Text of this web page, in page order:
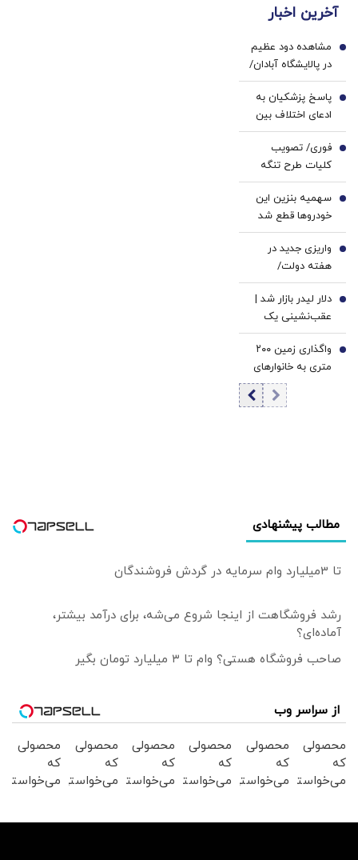
رو
◗پرسش‌نامه
رو پر
کن◖
پزشکی
سفید
کننده
خانگی
آخرین اخبار
مشاهده دود عظیم
در پالایشگاه آبادان/
ماجرا چه بود؟
1
پاسخ پزشکیان به
ادعای اختلاف بین
سران کشور در
خصوص
تفاهم‌نامه/ رهبری
نگفته‌اند نظر مرا رد
یا تأیید کن، نظر
خودم را خواسته‌اند
2
فوری/ تصویب
کلیات طرح تنگه
هرمز در کمیسیون
امنیت ملی
3
سهمیه بنزین این
خودروها قطع شد
4
واریزی جدید در
هفته دولت/
سهامداران عدالت
بخوانند
5
دلار لیدر بازار شد |
عقب‌نشینی یک
کاناله قیمت طلا |
سکه ۱۸۶ میلیون
تومان شد
6
واگذاری زمین ۲۰۰
متری به خانوارهای
داری سه فرزند/
شرایط اعلام شد
7
مطالب پیشنهادی
تا 3میلیارد وام سرمایه در گردش فروشندگان
رشد فروشگاهت از اینجا شروع می‌شه، برای درآمد بیشتر،
آماده‌ای؟
صاحب فروشگاه هستی؟ وام تا ۳ میلیارد تومان بگیر
از سراسر وب
محصولی
که
می‌خواستی
محصولی
که
می‌خواستی
محصولی
که
می‌خواستی
محصولی
که
می‌خواستی
محصولی
که
می‌خواستی
محصولی
که
می‌خواستی